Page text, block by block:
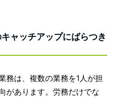
ャッチアップにばらつき
務は、複数の業務を1人が担
があります。労務だけでな